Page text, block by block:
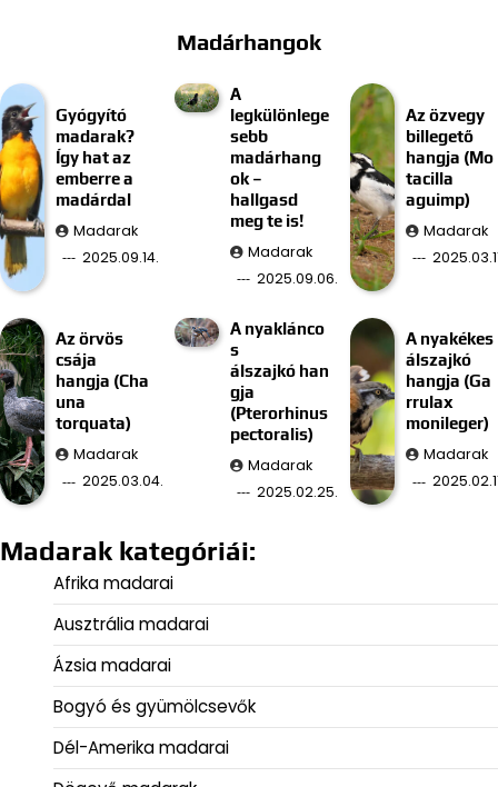
Madárhangok
Gyógyító
madarak?
Így hat az
emberre a
madárdal
Madarak
2025.09.14.
A
legkülönlege
sebb
madárhang
ok –
hallgasd
meg te is!
Madarak
2025.09.06.
Az özvegy
billegető
hangja (Mo
tacilla
aguimp)
Madarak
Az örvös
csája
hangja (Cha
una
torquata)
Madarak
2025.03.04.
A nyaklánco
s
álszajkó han
gja
(Pterorhinus
pectoralis)
Madarak
2025.02.25.
A nyakékes
álszajkó
hangja (Ga
rrulax
monileger)
Madarak
Madarak kategóriái:
Afrika madarai
Ausztrália madarai
Ázsia madarai
Bogyó és gyümölcsevők
Dél-Amerika madarai